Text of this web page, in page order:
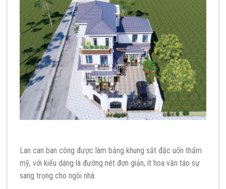
Lan can ban công được làm bằng khung sắt đặc uốn thẩm
mỹ, với kiểu dáng là đường nét đơn giản, ít hoa văn táo sự
sang trọng cho ngôi nhà.